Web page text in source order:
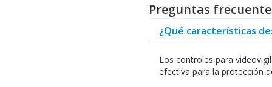
Otro aspecto importante es
están diseñadas para trabajar
componente del sistema
La versatilidad de los
acceso a información en
Preguntas
¿Qué características
Los controles para
efectiva para la protección